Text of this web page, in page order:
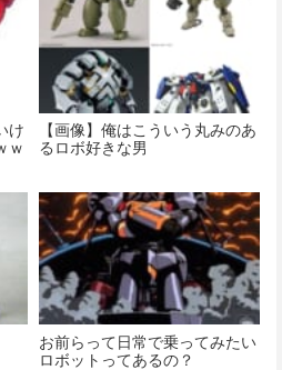
け
ｗ
【画像】俺はこういう丸みのあ
るロボ好きな男
お前らって日常で乗ってみたい
ロボットってあるの？